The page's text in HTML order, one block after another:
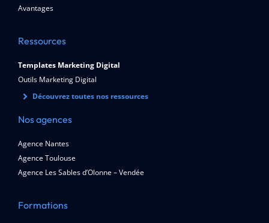
Avantages
Ressources
Templates Marketing Digital
Outils Marketing Digital
Découvrez toutes nos ressources
Nos agences
Agence Nantes
Agence Toulouse
Agence Les Sables d’Olonne – Vendée
Formations